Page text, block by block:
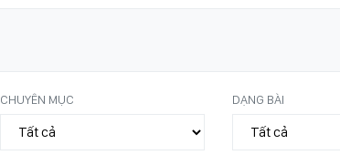
CHUYÊN MỤC DẠNG BÀI